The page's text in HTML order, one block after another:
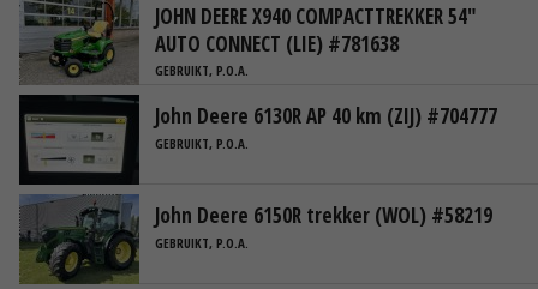
JOHN DEERE X940 COMPACTTREKKER 54"
AUTO CONNECT (LIE) #781638
GEBRUIKT, P.O.A.
John Deere 6130R AP 40 km (ZIJ) #704777
GEBRUIKT, P.O.A.
John Deere 6150R trekker (WOL) #58219
GEBRUIKT, P.O.A.